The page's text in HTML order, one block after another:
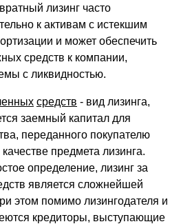
лизинг часто
к активам с истекшим
и может обеспечить
средств к компании,
с ликвидностью.
средств - вид лизинга,
заемный капитал для
переданного покупателю
предмета лизинга.
определение, лизинг за
является сложнейшей
этом помимо лизингодателя и
кредиторы, выступающие